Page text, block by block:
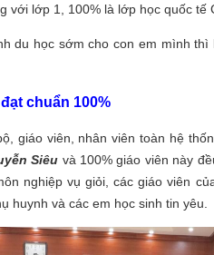
với lớp 1, 100% là lớp học quốc tế
du học sớm cho con em mình
chuẩn 100%
giáo viên, nhân viên toàn hệ
Siêu và 100% giáo viên này
nghiệp vụ giỏi, các giáo viên
huynh và các em học sinh tin yêu.